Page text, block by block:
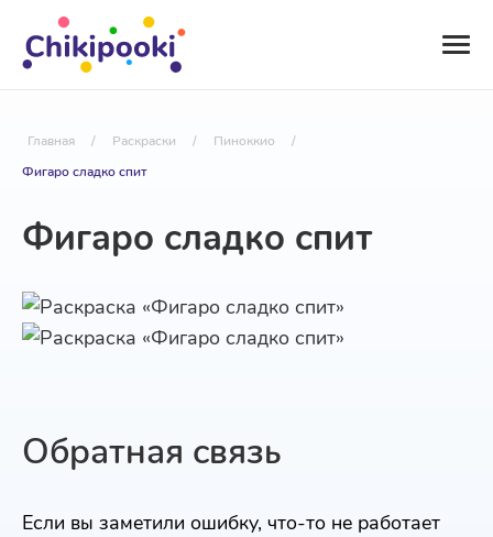
Главная / Раскраски / Пиноккио
/
Фигаро сладко спит
Фигаро сладко спит
Обратная связь
Если вы заметили ошибку, что-то не работает